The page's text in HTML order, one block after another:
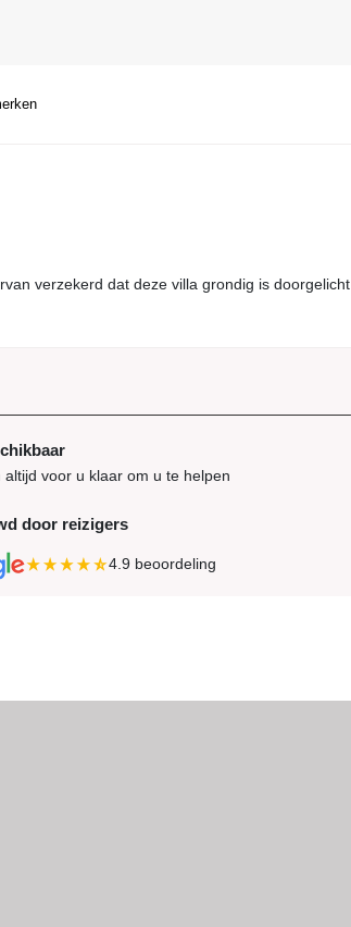
verzekerd dat deze villa grondig is doorgelicht
altijd voor u klaar om u te helpen
door reizigers
4.9 beoordeling